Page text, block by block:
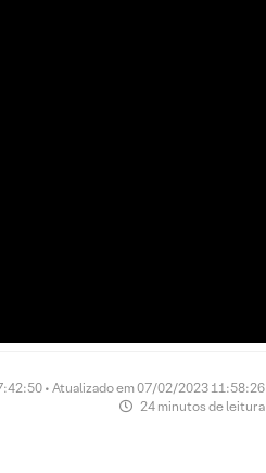
• Atualizado em 07/02/2023 11:58:26
24 minutos de leitura